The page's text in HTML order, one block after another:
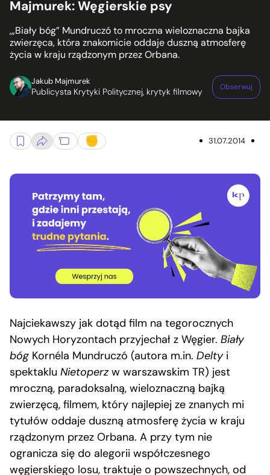
Majmurek: Węgierskie psy
,„Biały bóg” Mundruczó to mroczna wieloznaczna bajka
zwierzęca, która znakomicie oddaje duszną atmosferę
życia w kraju rządzonym przez Orbana.
Jakub Majmurek
Publicysta Krytyki Politycznej, krytyk filmowy Obserwuj
31.07.2014
Najciekawszy jak dotąd film na tegorocznych
Nowych Horyzontach przyjechał z Węgier. Biały
bóg Kornéla Mundruczó (autora m.in. Deltyi
spektaklu Nietoperzw warszawskim TR) jest
mroczną, paradoksalną, wieloznaczną bajką
zwierzęcą, filmem, który najlepiej ze znanych mi
tytułów oddaje duszną atmosferę życia w kraju
rządzonym przez Orbana. A przy tym nie
ogranicza się do alegorii współczesnego
węgierskiego losu, traktuje o powszechnych, od